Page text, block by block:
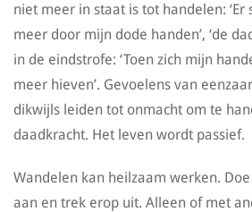
niet meer in staat is tot handelen:
meer door mijn dode handen’, ‘de
in de eindstrofe: ‘Toen zich mijn
meer hieven’. Gevoelens van
dikwijls leiden tot onmacht om te
daadkracht. Het leven wordt passief.
Wandelen kan heilzaam werken.
aan en trek erop uit. Alleen of met